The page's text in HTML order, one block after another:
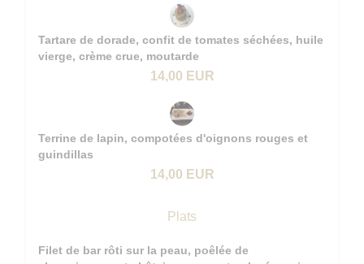
Tartare de dorade, confit de tomates séchées, huile
vierge, crème crue, moutarde
14,00 EUR
Terrine de lapin, compotées d'oignons rouges et
guindillas
14,00 EUR
Plats
Filet de bar rôti sur la peau, poêlée de